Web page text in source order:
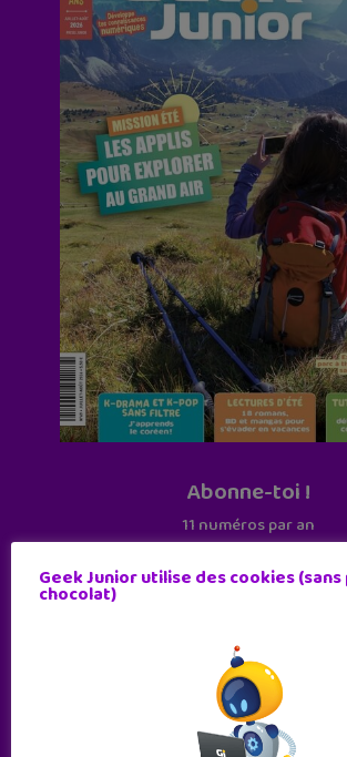
Abonne-toi !
11 numéros par an
JE M'ABONNE !
Geek Junior utilise des cookies
chocolat)